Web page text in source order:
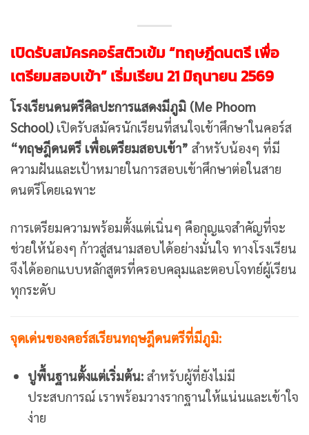
เปิดรับสมัครคอร์สติวเข้ม “ทฤษฎีดนตรี เพื่อ
เตรียมสอบเข้า” เริ่มเรียน 21 มิถุนายน 2569
โรงเรียนดนตรีศิลปะการแสดงมีภูมิ (Me Phoom
School)เปิดรับสมัครนักเรียนที่สนใจเข้าศึกษาในคอร์ส
“ทฤษฎีดนตรี เพื่อเตรียมสอบเข้า” สำหรับน้องๆ ที่มี
ความฝันและเป้าหมายในการสอบเข้าศึกษาต่อในสาย
ดนตรีโดยเฉพาะ
การเตรียมความพร้อมตั้งแต่เนิ่นๆ คือกุญแจสำคัญที่จะ
ช่วยให้น้องๆ ก้าวสู่สนามสอบได้อย่างมั่นใจ ทางโรงเรียน
จึงได้ออกแบบหลักสูตรที่ครอบคลุมและตอบโจทย์ผู้เรียน
ทุกระดับ
จุดเด่นของคอร์สเรียนทฤษฎีดนตรีที่มีภูมิ:
ปูพื้นฐานตั้งแต่เริ่มต้น:สำหรับผู้ที่ยังไม่มี
ประสบการณ์ เราพร้อมวางรากฐานให้แน่นและเข้าใจ
ง่าย